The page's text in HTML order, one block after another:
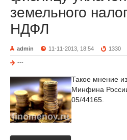
земельного
НДФЛ
admin 11-11-2013, 18:54 1330
---
Такое мнение
Минфина
05/44165.